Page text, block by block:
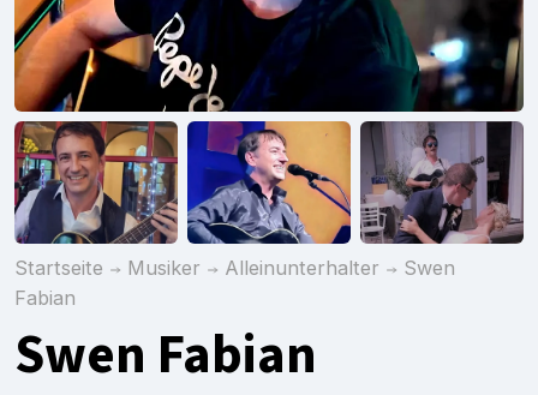
Startseite Musiker Alleinunterhalter
Swen
Fabian
Swen Fabian